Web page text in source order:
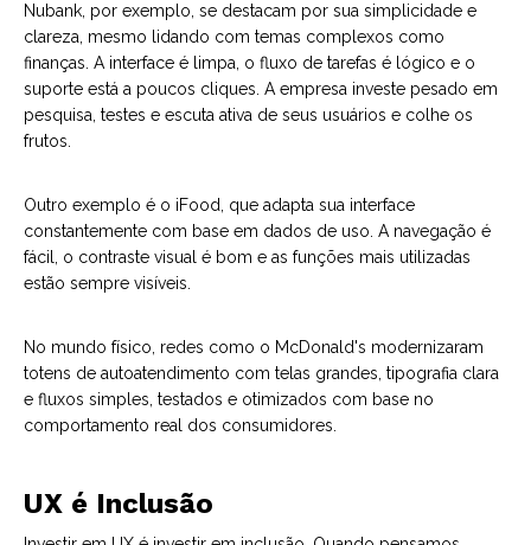
Nubank, por exemplo, se destacam por sua simplicidade e
clareza, mesmo lidando com temas complexos como
finanças. A interface é limpa, o fluxo de tarefas é lógico e o
suporte está a poucos cliques. A empresa investe pesado em
pesquisa, testes e escuta ativa de seus usuários e colhe os
frutos.
Outro exemplo é o iFood, que adapta sua interface
constantemente com base em dados de uso. A navegação é
fácil, o contraste visual é bom e as funções mais utilizadas
estão sempre visíveis.
No mundo físico, redes como o McDonald's modernizaram
totens de autoatendimento com telas grandes, tipografia clara
e fluxos simples, testados e otimizados com base no
comportamento real dos consumidores.
UX é Inclusão